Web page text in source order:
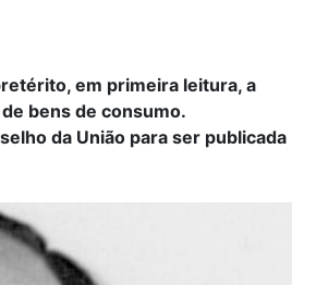
em primeira leitura, a
bens de consumo.
da União para ser publicada